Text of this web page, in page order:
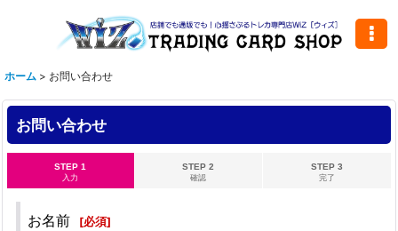
ホーム > お問い合わせ
お問い合わせ
STEP 1
入力
STEP 2
確認
STEP 3
完了
お名前 [必須]